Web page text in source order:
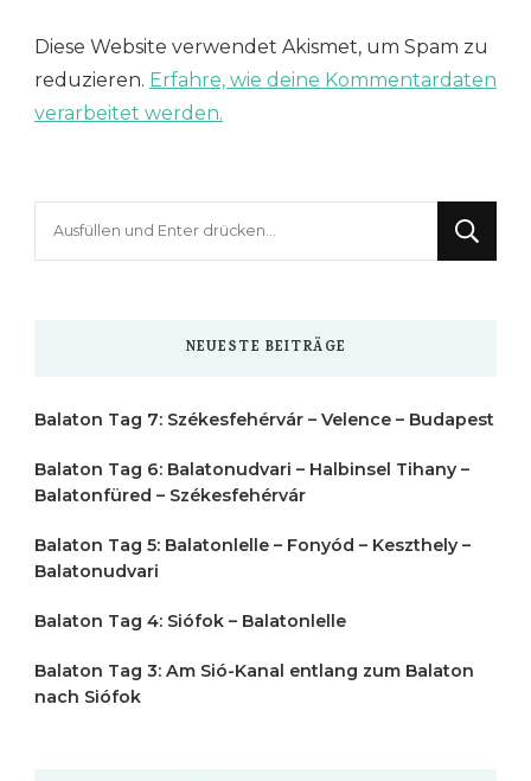
Diese Website verwendet Akismet, um Spam zu
reduzieren. Erfahre, wie deine Kommentardaten
verarbeitet werden.
NEUESTE BEITRÄGE
Balaton Tag 7: Székesfehérvár – Velence – Budapest
Balaton Tag 6: Balatonudvari – Halbinsel Tihany –
Balatonfüred – Székesfehérvár
Balaton Tag 5: Balatonlelle – Fonyód – Keszthely –
Balatonudvari
Balaton Tag 4: Siófok – Balatonlelle
Balaton Tag 3: Am Sió-Kanal entlang zum Balaton
nach Siófok